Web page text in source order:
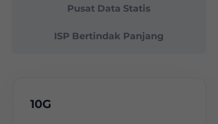
Pusat Data Statis
ISP Bertindak Panjang
10G